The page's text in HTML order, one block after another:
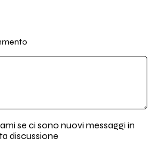
se ci sono nuovi messaggi in
discussione